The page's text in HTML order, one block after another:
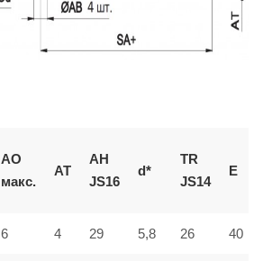
AO
макс.
AT
AH
JS16
d*
TR
JS14
E
6 4 29 5,8 26 40